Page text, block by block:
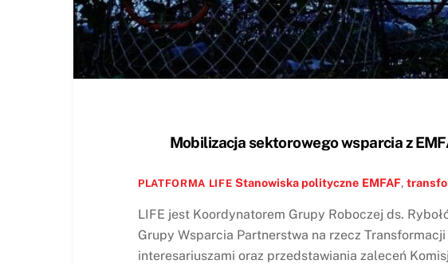
Mobilizacja sektorowego wsparcia z
PLATFORMA LIFE Stanowiska polityczne EMFAF,
LIFE jest Koordynatorem Grupy Roboczej ds.
Grupy Wsparcia Partnerstwa na rzecz
interesariuszami oraz przedstawiania zaleceń